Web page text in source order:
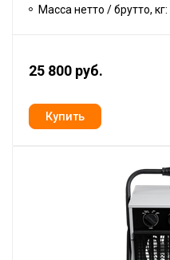
Масса нетто / брутто, кг:
25 800 руб.